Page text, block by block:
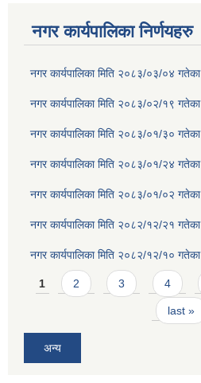
नगर कार्यपालिका निर्णयहरु
नगर कार्यपालिका मिति २०८३/०३/०४
नगर कार्यपालिका मिति २०८३/०२/१९
नगर कार्यपालिका मिति २०८३/०१/३०
नगर कार्यपालिका मिति २०८३/०१/२४
नगर कार्यपालिका मिति २०८३/०१/०२
नगर कार्यपालिका मिति २०८२/१२/२१
नगर कार्यपालिका मिति २०८२/१२/१०
Pages
1 2 3 4
last »
अन्य